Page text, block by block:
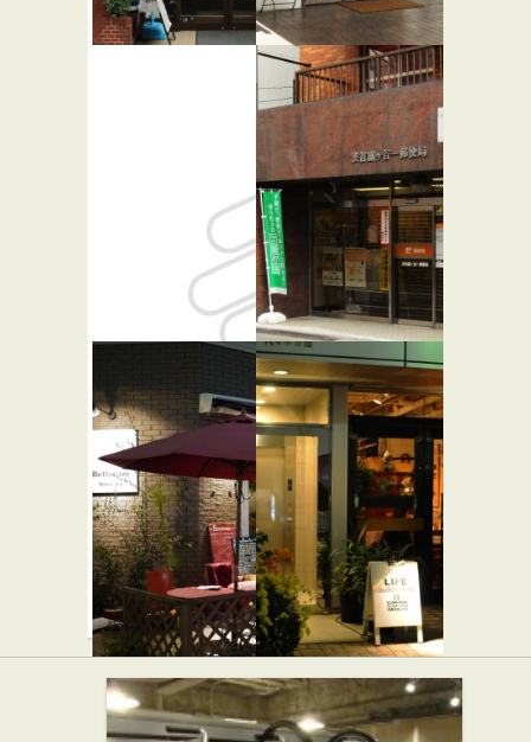
rustica
成城石井
富ヶ谷店
渋谷富ケ谷
一郵便局
Betterave
ライフ ★☆☆